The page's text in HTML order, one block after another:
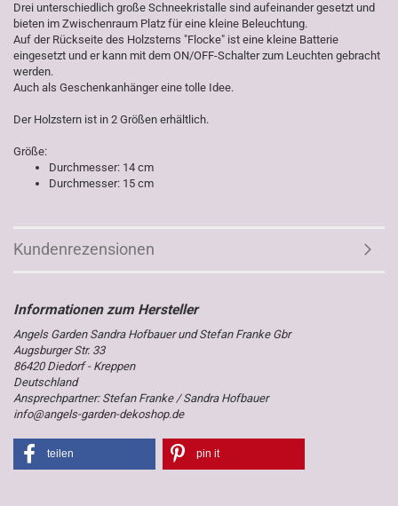
Drei unterschiedlich große Schneekristalle sind aufeinander gesetzt und
bieten im Zwischenraum Platz für eine kleine Beleuchtung.
Auf der Rückseite des Holzsterns "Flocke" ist eine kleine Batterie
eingesetzt und er kann mit dem ON/OFF-Schalter zum Leuchten gebracht
werden.
Auch als Geschenkanhänger eine tolle Idee.
Der Holzstern ist in 2 Größen erhältlich.
Größe:
Durchmesser: 14 cm
Durchmesser: 15 cm
Kundenrezensionen
Angels Garden Sandra Hofbauer und Stefan Franke Gbr
Augsburger Str. 33
86420 Diedorf - Kreppen
Deutschland
Ansprechpartner: Stefan Franke / Sandra Hofbauer
info@angels-garden-dekoshop.de
teilen pin it